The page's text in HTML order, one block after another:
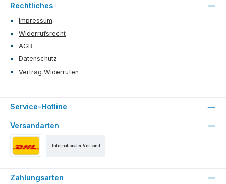
Rechtliches
Impressum
Widerrufsrecht
AGB
Datenschutz
Vertrag Widerrufen
Service-Hotline
Versandarten
Internationaler Versand
Zahlungsarten